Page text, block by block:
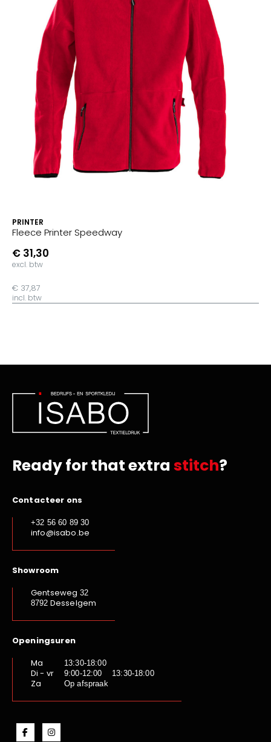
PRINTER
Fleece Printer Speedway
€ 31,30
excl. btw
€ 37,87
incl. btw
Ready for that extra stitch?
Contacteer ons
+32 56 60 89 30
info@isabo.be
Showroom
Gentseweg 32
8792 Desselgem
Openingsuren
Ma
13:30-18:00
Di - vr 9:00-12:00 13:30-18:00
Za Op afspraak